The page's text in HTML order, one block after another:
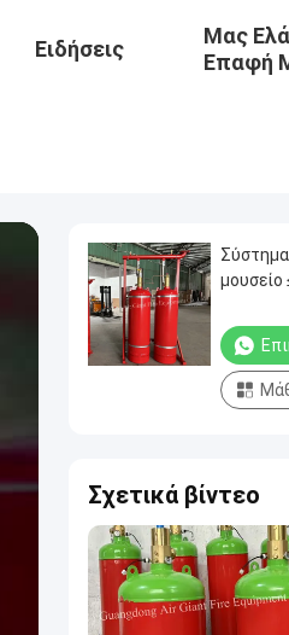
Ειδήσεις
Μας
Επαφή
Σχετικά βίντεο